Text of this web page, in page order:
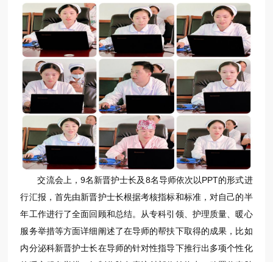
交流会上，9名新晋护士长及8名导师依次以PPT的形式进
行汇报，首先由新晋护士长根据考核指标和标准，对自己的半
年工作进行了全面回顾和总结。从专科引领、护理质量、暖心
服务举措等方面详细阐述了在导师的帮扶下取得的成果，比如
内分泌科新晋护士长在导师的针对性指导下推行出多项个性化